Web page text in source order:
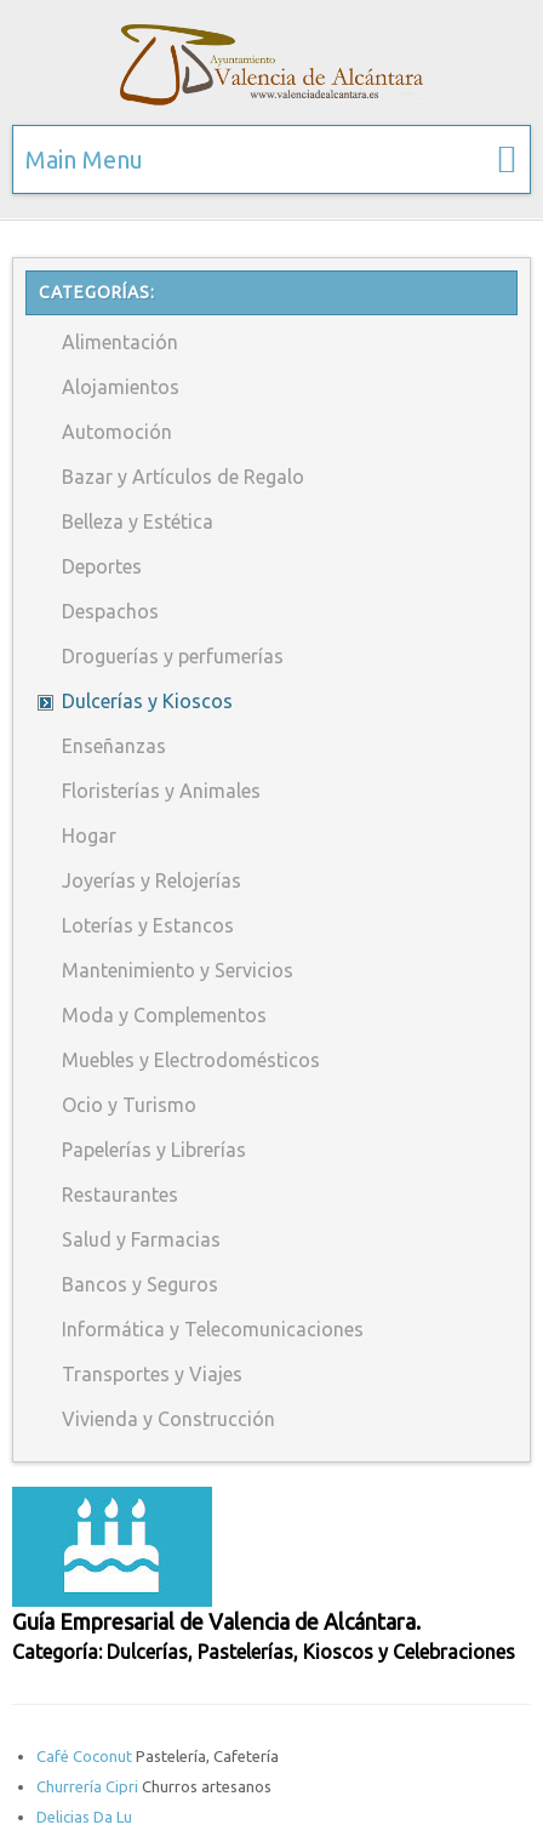
Main Menu
CATEGORÍAS:
Alimentación
Alojamientos
Automoción
Bazar y Artículos de Regalo
Belleza y Estética
Deportes
Despachos
Droguerías y perfumerías
Dulcerías y Kioscos
Enseñanzas
Floristerías y Animales
Hogar
Joyerías y Relojerías
Loterías y Estancos
Mantenimiento y Servicios
Moda y Complementos
Muebles y Electrodomésticos
Ocio y Turismo
Papelerías y Librerías
Restaurantes
Salud y Farmacias
Bancos y Seguros
Informática y Telecomunicaciones
Transportes y Viajes
Vivienda y Construcción
Guía Empresarial de Valencia de Alcántara.
Categoría: Dulcerías, Pastelerías, Kioscos y Celebraciones
Café Coconut Pastelería, Cafetería
Churrería Cipri Churros artesanos
Delicias Da Lu